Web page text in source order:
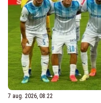
7 aug. 2026, 08:22